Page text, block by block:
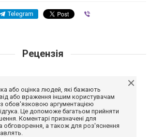
Telegram
Рецензія
або оцінка людей, які бажають
або враження іншим користувачам
обов'язковою аргументацією
Це допоможе багатьом прийняти
Коментарі призначені для
обговорення, а також для роз'яснення